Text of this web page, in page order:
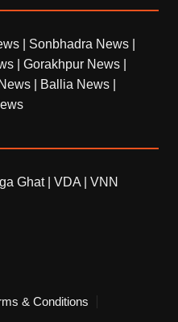
Sonbhadra News
Gorakhpur News
Ballia News
Ghat| VDA VNN
& Conditions